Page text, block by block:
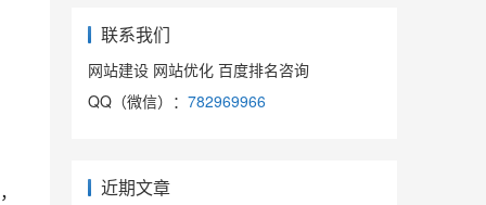
联系我们
网站建设 网站优化 百度排名咨询
QQ（微信）： 782969966
近期文章